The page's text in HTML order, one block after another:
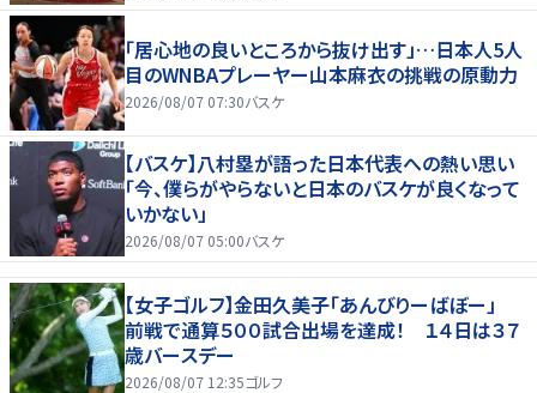
「居心地の良いところから抜け出す」…日本人5人
目のWNBAプレーヤー山本麻衣の挑戦の原動力
2026/08/07 07:30バスケ
【バスケ】八村塁が語った日本代表への熱い思い
「今、僕らがやらないと日本のバスケが良くなって
いかない」
2026/08/07 05:00バスケ
【女子ゴルフ】金田久美子「あんびりーばぼー」
前戦で通算５００試合出場を達成！ １４日は３７
歳バースデー
2026/08/07 12:35ゴルフ